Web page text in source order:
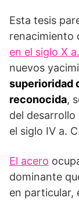
Esta tesis
renacimiento
en el siglo X
nuevos
superioridad
reconocida,
del desarrollo
el siglo IV a.
El acero
dominante
en particular,